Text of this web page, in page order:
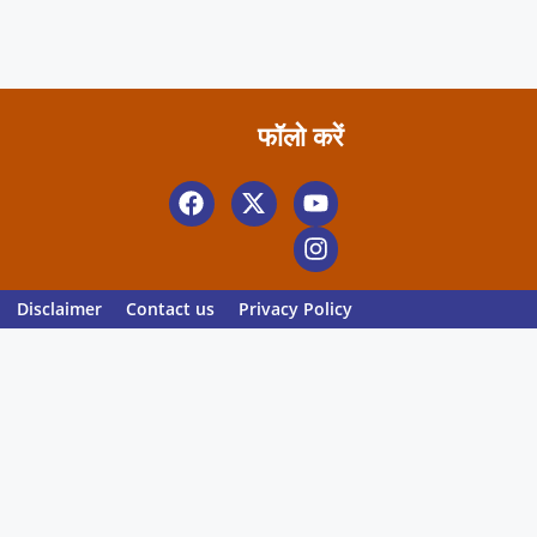
फॉलो करें
Disclaimer Contact us Privacy Policy